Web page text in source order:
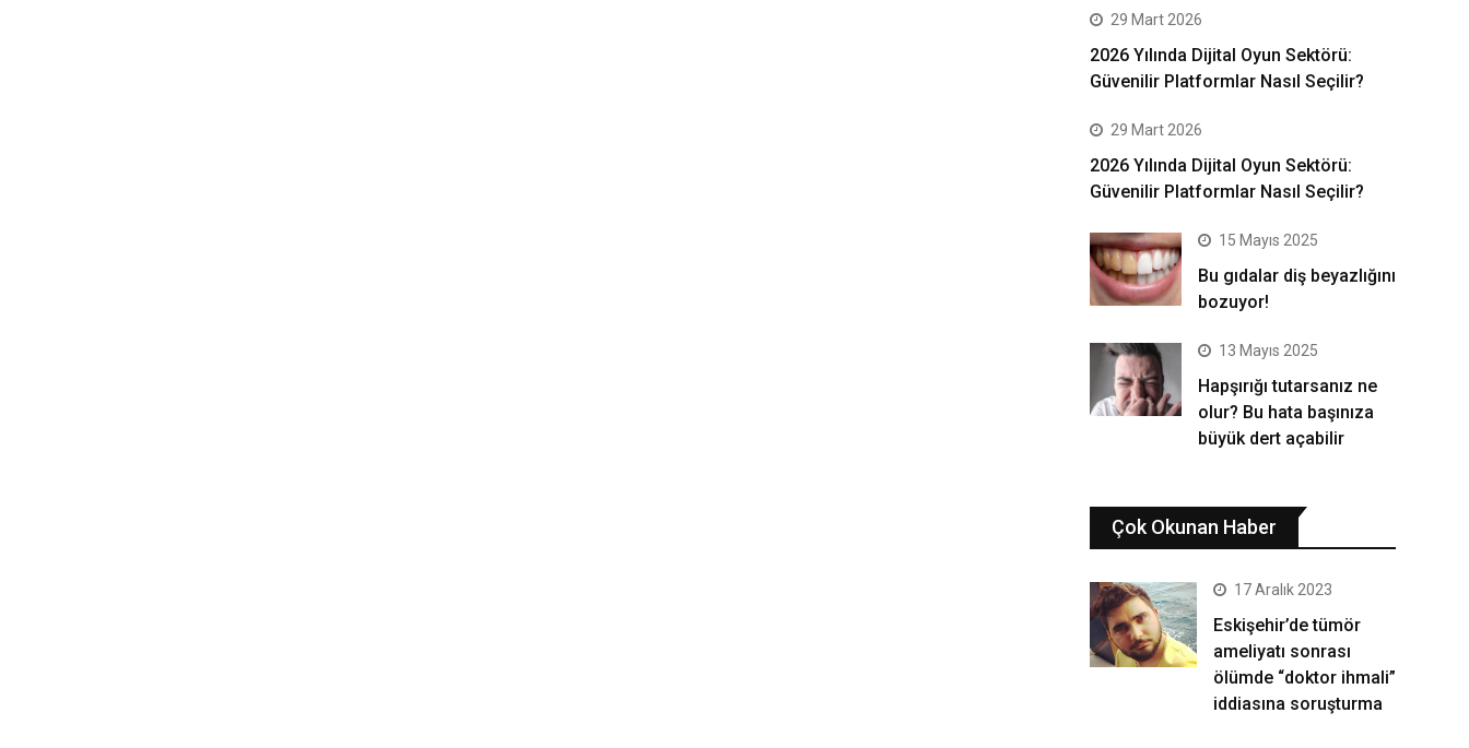
29 Mart 2026
2026 Yılında Dijital Oyun Sektörü:
Güvenilir Platformlar Nasıl Seçilir?
29 Mart 2026
2026 Yılında Dijital Oyun Sektörü:
Güvenilir Platformlar Nasıl Seçilir?
15 Mayıs 2025
Bu gıdalar diş beyazlığını
bozuyor!
13 Mayıs 2025
Hapşırığı tutarsanız ne
olur? Bu hata başınıza
büyük dert açabilir
Çok Okunan Haber
17 Aralık 2023
Eskişehir’de tümör
ameliyatı sonrası
ölümde “doktor ihmali”
iddiasına soruşturma